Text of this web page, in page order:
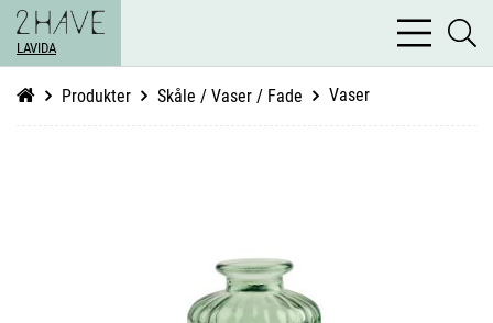
LAVIDA
bars
light
Produkter Skåle / Vaser / Fade Vaser